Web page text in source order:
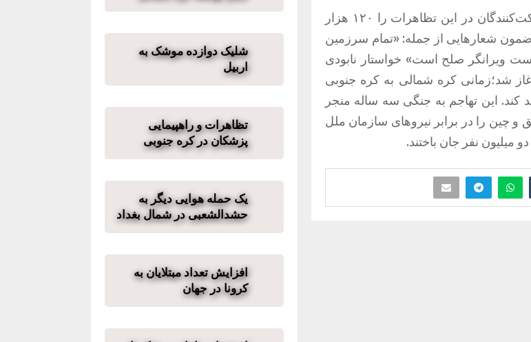
رویترز به نقل از خبرگزاری رسمی کره شمالی تعداد شرکت‌کنندگان در این تظاهرات را ۱۲۰ هزار
شعارهایی از جمله: «تمام سرزمین
ویرانگر صلح است» خواستار نابودی
شدند.گفته می شود که جنگ کره ۲۵ ژوئن ۱۹۵۰ آغاز شد؛زمانی کره شمالی به کره جنوبی
کند. این تهاجم به جنگی سه ساله منجر
چین را در برابر نیروهای سازمان ملل
میلیون نفر جان باختند.
شلیک دوازده موشک به
اربیل
تظاهرات و راهپیمایی
پزشکان در کره جنوبی
یک حمله هوایی دیگر به
حشدالشعبی در شمال بغداد
افزایش تعداد مبتلایان به
کرونا در جهان